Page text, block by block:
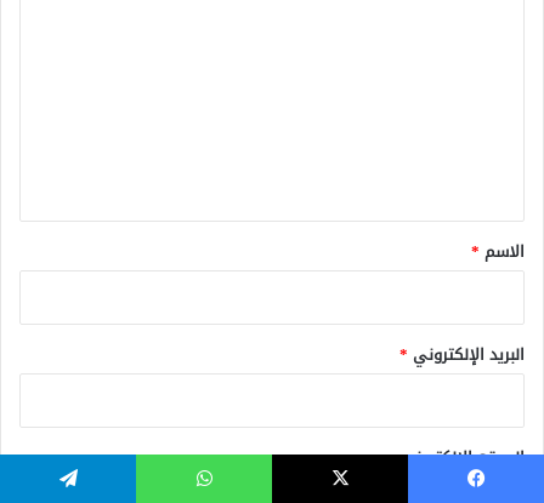
*
الاسم *
البريد الإلكتروني *
الموقع الإلكتروني